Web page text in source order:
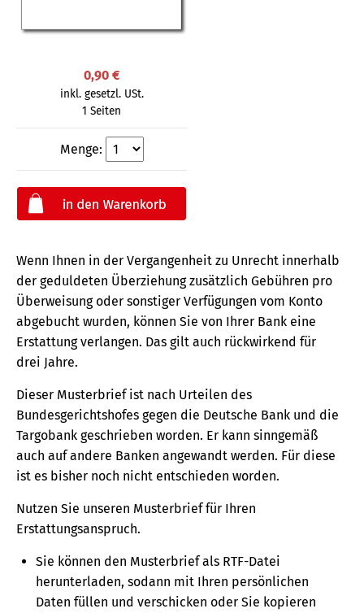
0,90 €
inkl. gesetzl. USt.
1 Seiten
Menge:
Wenn Ihnen in der Vergangenheit zu Unrecht innerhalb
der geduldeten Überziehung zusätzlich Gebühren pro
Überweisung oder sonstiger Verfügungen vom Konto
abgebucht wurden, können Sie von Ihrer Bank eine
Erstattung verlangen. Das gilt auch rückwirkend für
drei Jahre.
Dieser Musterbrief ist nach Urteilen des
Bundesgerichtshofes gegen die Deutsche Bank und die
Targobank geschrieben worden. Er kann sinngemäß
auch auf andere Banken angewandt werden. Für diese
ist es bisher noch nicht entschieden worden.
Nutzen Sie unseren Musterbrief für Ihren
Erstattungsanspruch.
Sie können den Musterbrief als RTF-Datei
herunterladen, sodann mit Ihren persönlichen
Daten füllen und verschicken oder Sie kopieren